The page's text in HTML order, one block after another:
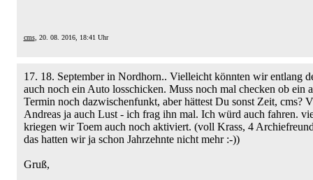
cms, 20. 08. 2016, 18:41 Uhr
17. 18. September in Nordhorn.. Vielleicht könnten wir entlang
auch noch ein Auto losschicken. Muss noch mal checken ob ein
Termin noch dazwischenfunkt, aber hättest Du sonst Zeit, cms?
Andreas ja auch Lust - ich frag ihn mal. Ich würd auch fahren.
kriegen wir Toem auch noch aktiviert. (voll Krass, 4
das hatten wir ja schon Jahrzehnte nicht mehr :-))
Gruß,